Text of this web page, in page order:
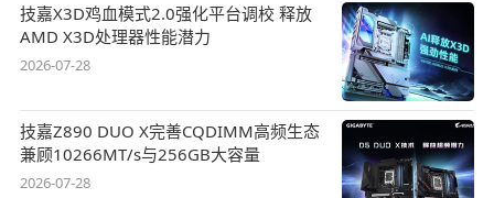
技嘉X3D鸡血模式2.0强化平台调校 释放
AMD X3D处理器性能潜力
2026-07-28
技嘉Z890 DUO X完善CQDIMM高频生态
兼顾10266MT/s与256GB大容量
2026-07-28